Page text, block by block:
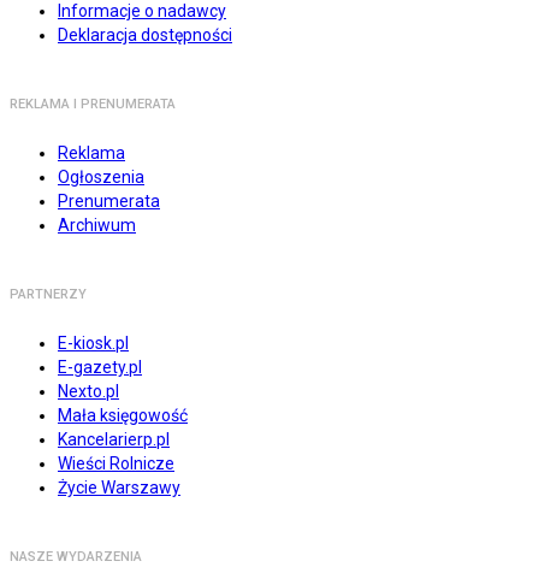
Informacje o nadawcy
Deklaracja dostępności
REKLAMA I PRENUMERATA
Reklama
Ogłoszenia
Prenumerata
Archiwum
PARTNERZY
E-kiosk.pl
E-gazety.pl
Nexto.pl
Mała księgowość
Kancelarierp.pl
Wieści Rolnicze
Życie Warszawy
NASZE WYDARZENIA